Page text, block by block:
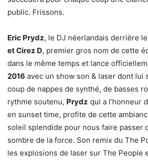
public. Frissons.
Eric Prydz, le DJ néerlandais derrière
et Cirez D, premier gros nom de cette
dans le même temps et lance
2016 avec un show son & laser dont lui
coup de nappes de synthé, de basses
rythme soutenu, Prydz qui a l’honneur
en sunset time, profite de cette
soleil splendide pour nous faire passer
sombre de la force. Son remix du The
les explosions de laser sur The People